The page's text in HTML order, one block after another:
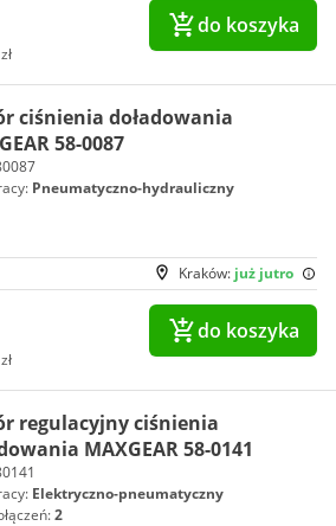
do koszyka
ciśnienia doładowania
58-0087
Pneumatyczno-hydrauliczny
Kraków: już jutro
do koszyka
regulacyjny ciśnienia
MAXGEAR 58-0141
Elektryczno-pneumatyczny
2